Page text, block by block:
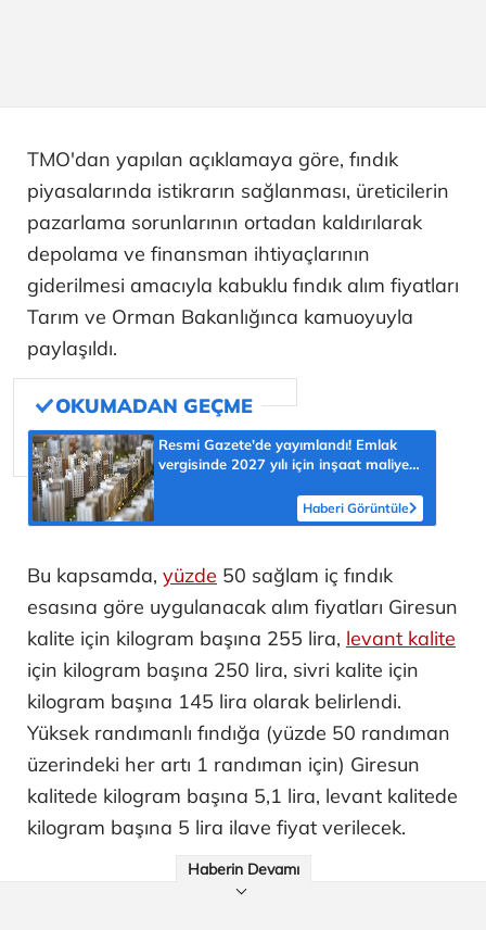
TMO'dan yapılan açıklamaya göre, fındık
piyasalarında istikrarın sağlanması, üreticilerin
pazarlama sorunlarının ortadan kaldırılarak
depolama ve finansman ihtiyaçlarının
giderilmesi amacıyla kabuklu fındık alım fiyatları
Tarım ve Orman Bakanlığınca kamuoyuyla
paylaşıldı.
Resmi Gazete'de yayımlandı! Emlak
vergisinde 2027 yılı için inşaat maliyet
Haberi Görüntüle
Bu kapsamda, yüzde 50 sağlam iç fındık
esasına göre uygulanacak alım fiyatları Giresun
kalite için kilogram başına 255 lira, levant kalite
için kilogram başına 250 lira, sivri kalite için
kilogram başına 145 lira olarak belirlendi.
Yüksek randımanlı fındığa (yüzde 50 randıman
üzerindeki her artı 1 randıman için) Giresun
kalitede kilogram başına 5,1 lira, levant kalitede
kilogram başına 5 lira ilave fiyat verilecek.
Haberin Devamı